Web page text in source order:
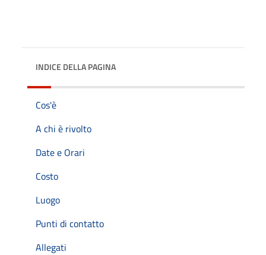
INDICE DELLA PAGINA
Cos'è
A chi è rivolto
Date e Orari
Costo
Luogo
Punti di contatto
Allegati